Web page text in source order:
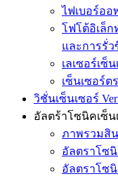
ไฟเบอร์ออ
โฟโต้อิเล็ก
และการรั่ว
เลเซอร์เซ็
เซ็นเซอร์ต
วิชั่นเซ็นเซอร์
อัลตร้าโซนิคเซ็น
ภาพรวมสิ
อัลตราโซนิ
อัลตราโซ